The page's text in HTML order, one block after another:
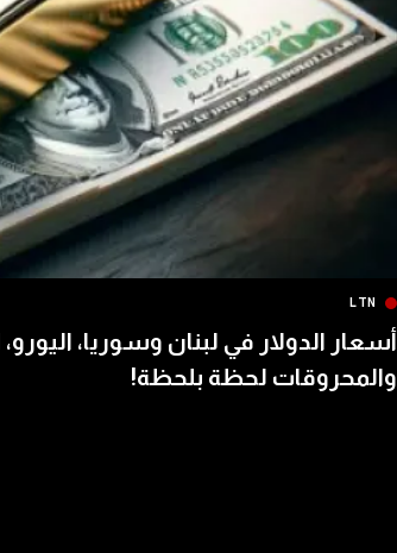
LTN
أسعار الدولار في لبنان وسوريا، اليورو،
والمحروقات لحظة بلحظة!